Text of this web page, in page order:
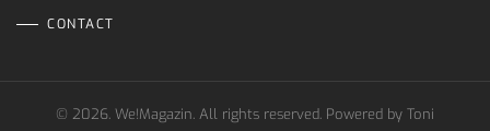
CONTACT
© 2026. We!Magazin. All rights reserved. Powered by Toni